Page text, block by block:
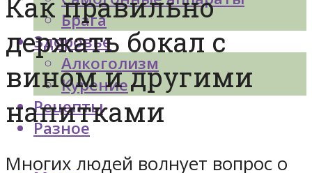
Брага
Здоровье
Алкоголизм
Курение
Рецепты
Разное
Как правильно
держать бокал с
вином и другими
напитками
Многих людей волнует вопрос о